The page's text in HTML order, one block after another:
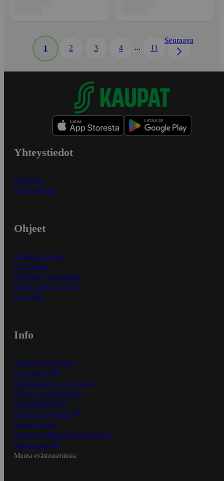
1 2 3 4 ... 11
Seuraava
Yhteystiedot
Myymälät
Asiakaspalvelu
Ohjeet
Ensitilaajan ohjeet
Näin maksat
Näin tilaat ja muokkaat
Kaikki ohjeet ja vinkit
In English
Info
S-Business yrityksille
Oiva-raportit
Osuuskauppojen yhteystiedot
Tilaus- ja toimitusehdot
Tietosuojakäytäntö
Palvelun käyttöehdot
Saavutettavuus
Mobiilisovelluksen saavutettavuus
Mainostajalle
Muuta evästeasetuksia